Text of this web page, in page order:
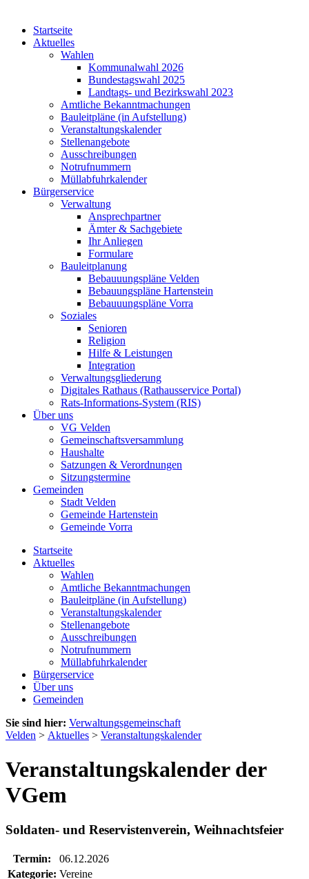
Startseite
Aktuelles
Wahlen
Kommunalwahl 2026
Bundestagswahl 2025
Landtags- und Bezirkswahl 2023
Amtliche Bekanntmachungen
Bauleitpläne (in Aufstellung)
Veranstaltungskalender
Stellenangebote
Ausschreibungen
Notrufnummern
Müllabfuhrkalender
Bürgerservice
Verwaltung
Ansprechpartner
Ämter & Sachgebiete
Ihr Anliegen
Formulare
Bauleitplanung
Bebauuungspläne Velden
Bebauungspläne Hartenstein
Bebauuungspläne Vorra
Soziales
Senioren
Religion
Hilfe & Leistungen
Integration
Verwaltungsgliederung
Digitales Rathaus (Rathausservice Portal)
Rats-Informations-System (RIS)
Über uns
VG Velden
Gemeinschaftsversammlung
Haushalte
Satzungen & Verordnungen
Sitzungstermine
Gemeinden
Stadt Velden
Gemeinde Hartenstein
Gemeinde Vorra
Startseite
Aktuelles
Wahlen
Amtliche Bekanntmachungen
Bauleitpläne (in Aufstellung)
Veranstaltungskalender
Stellenangebote
Ausschreibungen
Notrufnummern
Müllabfuhrkalender
Bürgerservice
Über uns
Gemeinden
Sie sind hier: Verwaltungsgemeinschaft
Velden > Aktuelles > Veranstaltungskalender
Veranstaltungskalender der
VGem
Soldaten- und Reservistenverein, Weihnachtsfeier
Termin:
06.12.2026
Kategorie: Vereine